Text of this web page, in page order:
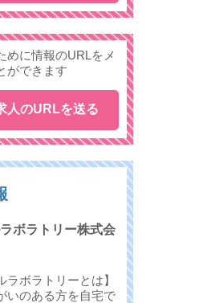
めに情報のURLをメ
ができます
人のURLを送る
ボラトリー株式会
ラボラトリーとは】
いのある方を自宅で